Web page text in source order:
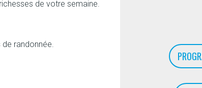
de votre semaine.
randonnée.